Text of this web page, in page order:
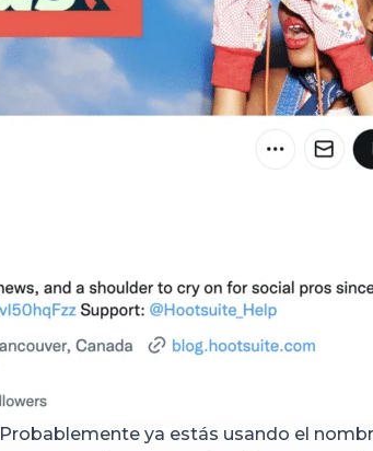
Probablemente ya estás usando el